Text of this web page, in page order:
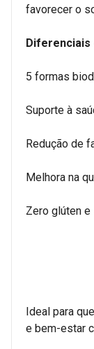
favorecer o
Diferenciais
5 formas
Suporte à
Redução de
Melhora na
Zero glúten
Ideal para
e bem-estar